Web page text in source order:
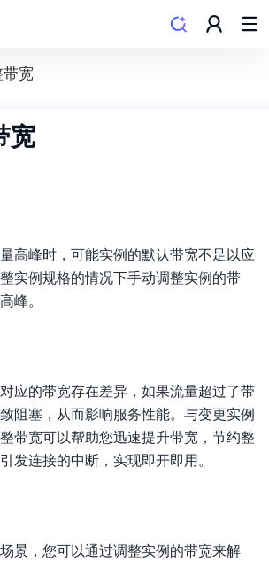
带宽
宽
高峰时，可能实例的默认带宽不足以应
实例规格的情况下手动调整实例的带
峰。
应的带宽存在差异，如果流量超过了带
阻塞，从而影响服务性能。与变更实例
带宽可以帮助您迅速提升带宽，节约整
发连接的中断，实现即开即用。
景，您可以通过调整实例的带宽来解